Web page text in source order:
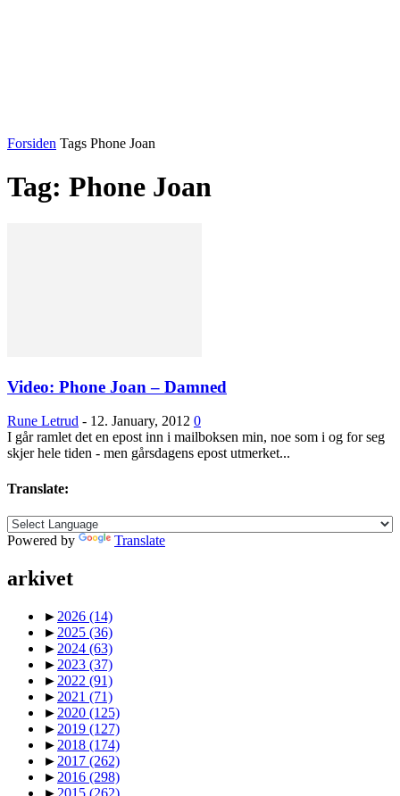
Forsiden Tags Phone Joan
Tag: Phone Joan
Video: Phone Joan – Damned
Rune Letrud - 12. January, 2012 0
I går ramlet det en epost inn i mailboksen min, noe som i og for seg
skjer hele tiden - men gårsdagens epost utmerket...
Translate:
Powered by Translate
arkivet
► 2026 (14)
► 2025 (36)
► 2024 (63)
► 2023 (37)
► 2022 (91)
► 2021 (71)
► 2020 (125)
► 2019 (127)
► 2018 (174)
► 2017 (262)
► 2016 (298)
► 2015 (262)